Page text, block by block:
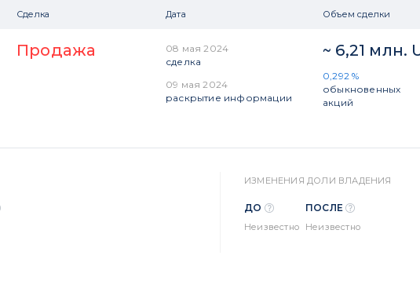
Сделка Дата Объем сделки
Продажа
08 мая 2024
сделка
09 мая 2024
раскрытие информации
~ 6,21 млн.
0,292 %
обыкновенных
акций
ИЗМЕНЕНИЯ ДОЛИ ВЛАДЕНИЯ
ДО
Неизвестно
ПОСЛЕ
Неизвестно